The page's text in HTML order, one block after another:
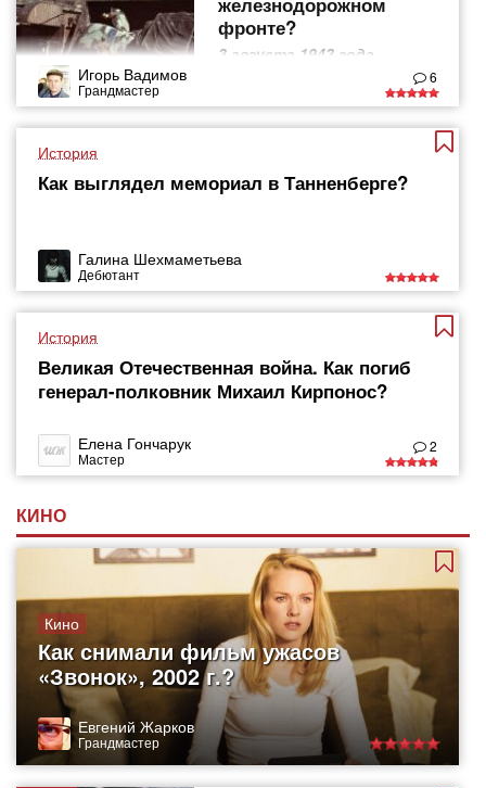
фронте?
3 августа 1943 года
Игорь Вадимов
Грандмастер
6
История
Как выглядел мемориал в Танненберге?
Галина Шехмаметьева
Дебютант
История
Великая Отечественная война. Как погиб
генерал-полковник Михаил Кирпонос?
Елена Гончарук
Мастер
2
КИНО
Кино
Как снимали фильм ужасов
«Звонок», 2002 г.?
Евгений Жарков
Грандмастер